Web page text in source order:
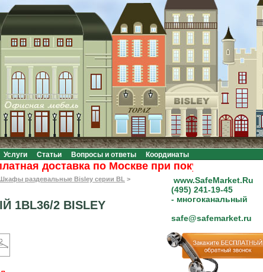
Услуги Статьи Вопросы и ответы Координаты
доставка по Москве при покупке на сумму от
раздевальные Bisley серии BL >
2 BISLEY
www.SafeMarket.Ru
(495) 241-19-45
- многоканальный
safe@safemarket.ru